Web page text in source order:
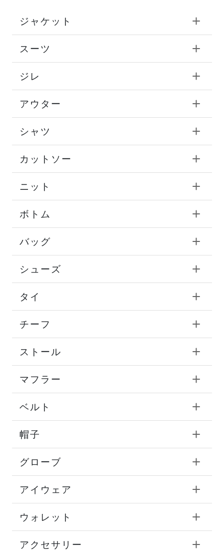
ジャケット
スーツ
ジレ
アウター
シャツ
カットソー
ニット
ボトム
バッグ
シューズ
タイ
チーフ
ストール
マフラー
ベルト
帽子
グローブ
アイウェア
ウォレット
アクセサリー